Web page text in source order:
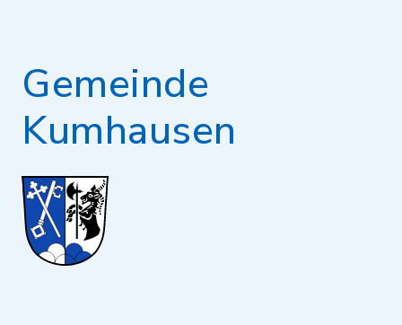
Gemeinde
Kumhausen